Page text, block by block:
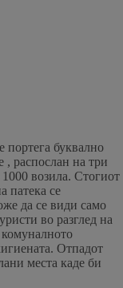
портега буквално
, распослан на три
возила. Стогиот
патека се
да се види само
во разглед на
Отпадот
места каде би